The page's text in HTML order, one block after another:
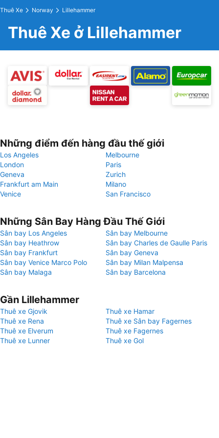
Thuê Xe Norway Lillehammer
Thuê Xe ở Lillehammer
Những điểm đến hàng đầu thế giới
Los Angeles
Melbourne
London
Paris
Geneva
Zurich
Frankfurt am Main
Milano
Venice
San Francisco
Những Sân Bay Hàng Đầu Thế Giới
Sân bay Los Angeles
Sân bay Melbourne
Sân bay Heathrow
Sân bay Charles de Gaulle Paris
Sân bay Frankfurt
Sân bay Geneva
Sân bay Venice Marco Polo
Sân bay Milan Malpensa
Sân bay Malaga
Sân bay Barcelona
Gần Lillehammer
Thuê xe Gjovik
Thuê xe Hamar
Thuê xe Rena
Thuê xe Sân bay Fagernes
Thuê xe Elverum
Thuê xe Fagernes
Thuê xe Lunner
Thuê xe Gol